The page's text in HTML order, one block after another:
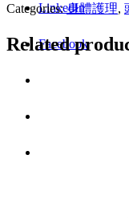
LinkedIn
Facebook
Categories:身體護理,
Related